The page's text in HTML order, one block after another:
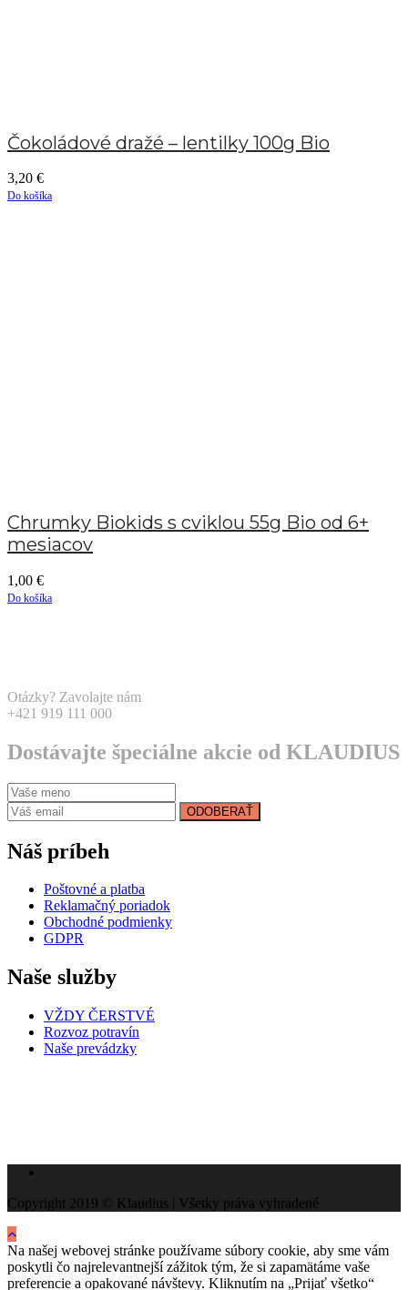
Čokoládové dražé – lentilky 100g Bio
3,20 €
Do košíka
Chrumky Biokids s cviklou 55g Bio od 6+
mesiacov
1,00 €
Do košíka
Otázky? Zavolajte nám
+421 919 111 000
Dostávajte špeciálne akcie od KLAUDIUS
ODOBERAŤ
Náš príbeh
Poštovné a platba
Reklamačný poriadok
Obchodné podmienky
GDPR
Naše služby
VŽDY ČERSTVÉ
Rozvoz potravín
Naše prevádzky
Copyright 2019 © Klaudius | Všetky práva vyhradené
Na našej webovej stránke používame súbory cookie, aby sme vám
poskytli čo najrelevantnejší zážitok tým, že si zapamätáme vaše
preferencie a opakované návštevy. Kliknutím na „Prijať všetko“